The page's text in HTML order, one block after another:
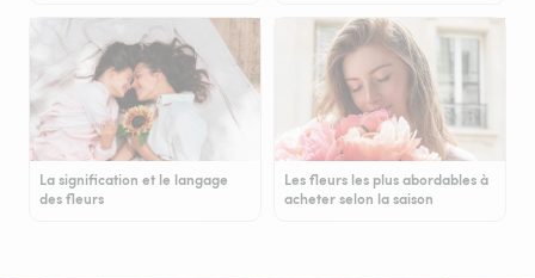
La signification et le langage
des fleurs
Les fleurs les plus abordables à
acheter selon la saison